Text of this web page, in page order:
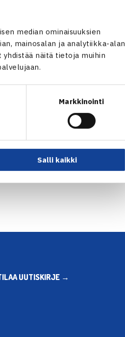
median ominaisuuksien
mainosalan ja analytiikka-alan
näitä tietoja muihin
Markkinointi
Salli kaikki
UUTISKIRJE →